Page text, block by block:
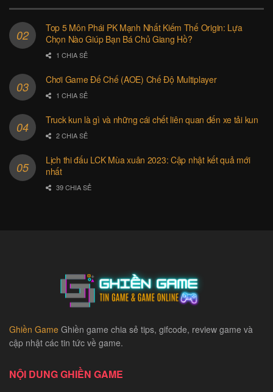
Top 5 Môn Phái PK Mạnh Nhất Kiếm Thế Origin: Lựa
Chọn Nào Giúp Bạn Bá Chủ Giang Hồ?
1 CHIA SẺ
Chơi Game Đế Chế (AOE) Chế Độ Multiplayer
1 CHIA SẺ
Truck kun là gì và những cái chết liên quan đến xe tải kun
2 CHIA SẺ
Lịch thi đấu LCK Mùa xuân 2023: Cập nhật kết quả mới
nhất
39 CHIA SẺ
Ghiền Game Ghiền game chia sẻ tips, gifcode, review game và
cập nhật các tin tức về game.
NỘI DUNG GHIỀN GAME